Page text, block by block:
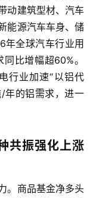
动建筑型材、汽车
能源汽车车身、储
年全球汽车行业用
比增幅超60%。
行业加速“以铝代
年的铝需求，进一
共振强化上涨
。商品基金净多头